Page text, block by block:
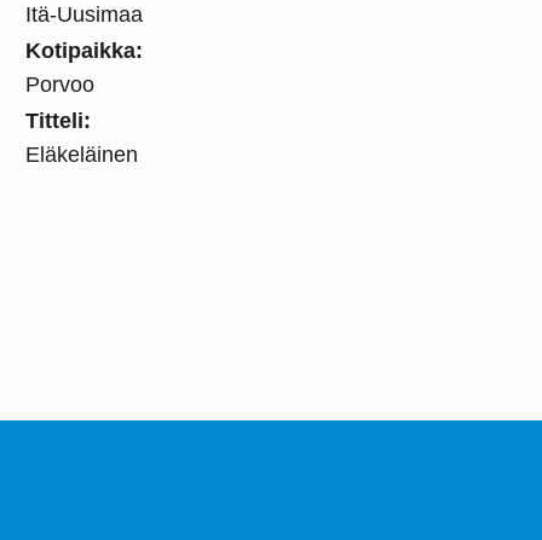
Itä-Uusimaa
Kotipaikka:
Porvoo
Titteli:
Eläkeläinen